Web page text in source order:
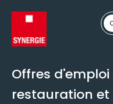
Offres
restauration